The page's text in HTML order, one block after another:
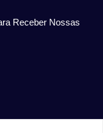
Receber Nossas